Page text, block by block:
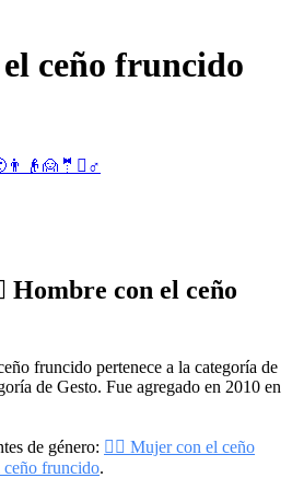
ceño fruncido
👨 👴 🙍 🤵 ☹️ ♂️
Hombre con el ceño
fruncido pertenece a la categoría de
de Gesto. Fue agregado en 2010 en
de género: 🙍‍♀️ Mujer con el ceño
ceño fruncido.